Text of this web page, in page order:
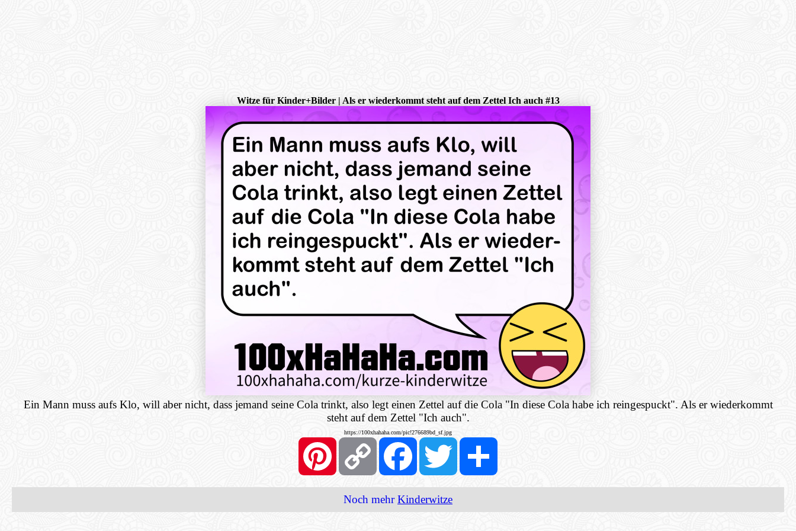
Witze für Kinder+Bilder | Als er wiederkommt steht auf dem Zettel Ich auch #13
Ein Mann muss aufs Klo, will aber nicht, dass jemand seine Cola trinkt, also legt einen Zettel auf die Cola "In diese Cola habe ich reingespuckt". Als er wiederkommt
steht auf dem Zettel "Ich auch".
https://100xhahaha.com/pic!276689bd_sf.jpg
Pinterest Copy
Link
FacebookTwitter
Noch mehrKinderwitze